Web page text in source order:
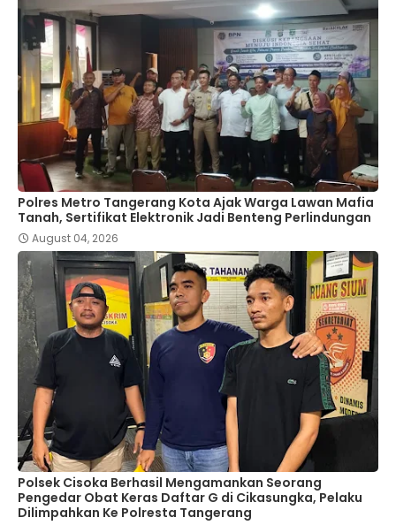
Polres Metro Tangerang Kota Ajak Warga Lawan Mafia
Tanah, Sertifikat Elektronik Jadi Benteng Perlindungan
August 04, 2026
Polsek Cisoka Berhasil Mengamankan Seorang
Pengedar Obat Keras Daftar G di Cikasungka, Pelaku
Dilimpahkan Ke Polresta Tangerang